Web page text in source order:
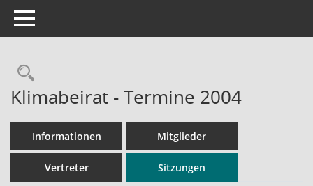
Toggle navigation
Rechercheauswahl
Klimabeirat - Termine 2004
Informationen Mitglieder
Vertreter Sitzungen